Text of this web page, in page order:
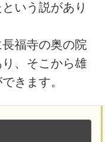
いう説があり
福寺の奥の院
、そこから雄
きます。